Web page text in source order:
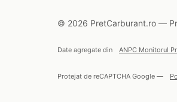
© 2026 PretCarburant.ro —
Date agregate din ANPC Monitorul
Protejat de reCAPTCHA Google —